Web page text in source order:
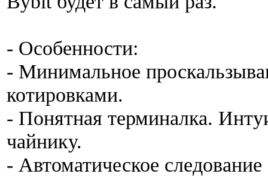
- Особенности:
- Минимальное
котировками.
- Понятная терминалка.
чайнику.
- Автоматическое